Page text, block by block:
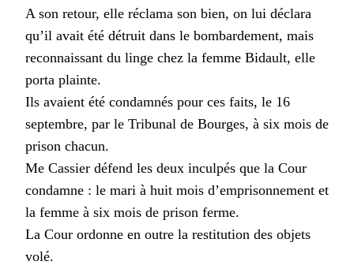
A son retour, elle réclama son bien, on lui déclara
qu’il avait été détruit dans le bombardement, mais
reconnaissant du linge chez la femme Bidault, elle
porta plainte.
Ils avaient été condamnés pour ces faits, le 16
septembre, par le Tribunal de Bourges, à six mois de
prison chacun.
Me Cassier défend les deux inculpés que la Cour
condamne : le mari à huit mois d’emprisonnement et
la femme à six mois de prison ferme.
La Cour ordonne en outre la restitution des objets
volé.